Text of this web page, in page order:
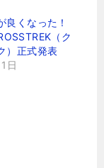
良くなった！
（ク
）正式発表
日